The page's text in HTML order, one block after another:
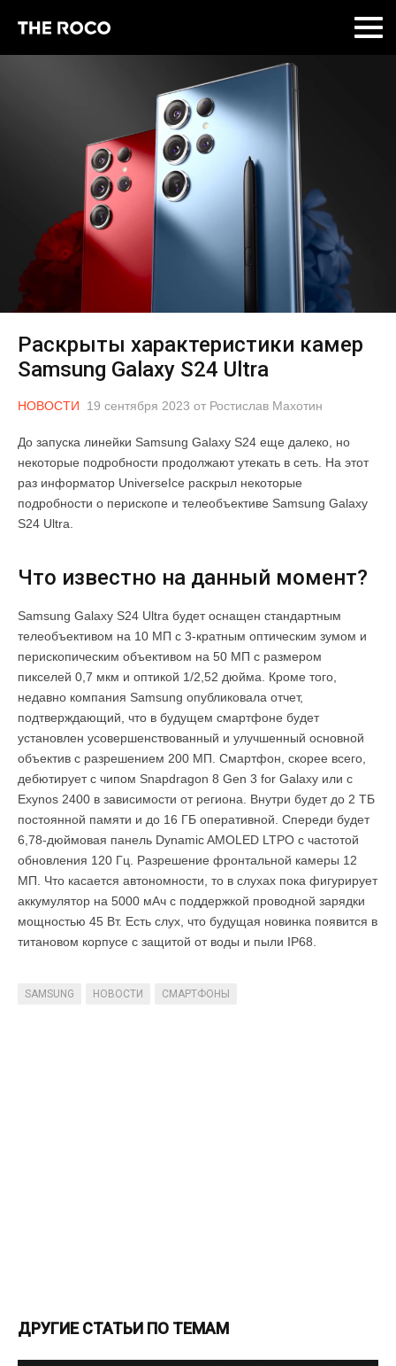
Раскрыты характеристики камер
Samsung Galaxy S24 Ultra
НОВОСТИ 19 сентября 2023 от Ростислав Махотин
До запуска линейки Samsung Galaxy S24 еще далеко, но
некоторые подробности продолжают утекать в сеть. На этот
раз информатор UniverseIce раскрыл некоторые
подробности о перископе и телеобъективе Samsung Galaxy
S24 Ultra.
Что известно на данный момент?
Samsung Galaxy S24 Ultra будет оснащен стандартным
телеобъективом на 10 МП с 3-кратным оптическим зумом и
перископическим объективом на 50 МП с размером
пикселей 0,7 мкм и оптикой 1/2,52 дюйма. Кроме того,
недавно компания Samsung опубликовала отчет,
подтверждающий, что в будущем смартфоне будет
установлен усовершенствованный и улучшенный основной
объектив с разрешением 200 МП. Смартфон, скорее всего,
дебютирует с чипом Snapdragon 8 Gen 3 for Galaxy или с
Exynos 2400 в зависимости от региона. Внутри будет до 2 ТБ
постоянной памяти и до 16 ГБ оперативной. Спереди будет
6,78-дюймовая панель Dynamic AMOLED LTPO с частотой
обновления 120 Гц. Разрешение фронтальной камеры 12
МП. Что касается автономности, то в слухах пока фигурирует
аккумулятор на 5000 мАч с поддержкой проводной зарядки
мощностью 45 Вт. Есть слух, что будущая новинка появится в
титановом корпусе с защитой от воды и пыли IP68.
SAMSUNG НОВОСТИ СМАРТФОНЫ
ДРУГИЕ СТАТЬИ ПО ТЕМАМ